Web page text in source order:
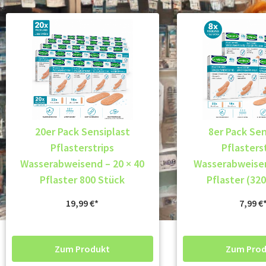
20er Pack Sensiplast
Pflasterstrips
Wasserabweisend – 20 × 40
Pflaster 800 Stück
19,99€
Zum Produkt
8er Pack
Pflaster
7,99€
Zum